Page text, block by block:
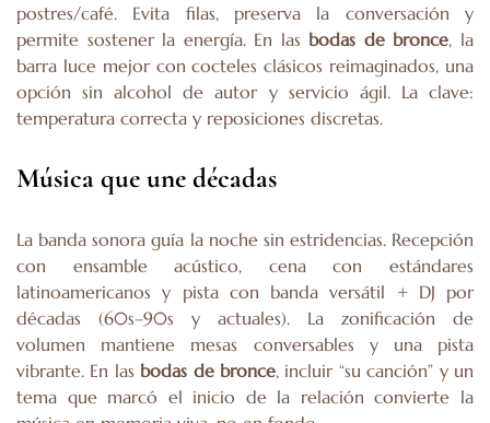
postres/café. Evita filas, preserva la conversación y
permite sostener la energía. En las bodas de bronce, la
barra luce mejor con cocteles clásicos reimaginados, una
opción sin alcohol de autor y servicio ágil. La clave:
temperatura correcta y reposiciones discretas.
Música que une décadas
La banda sonora guía la noche sin estridencias. Recepción
con ensamble acústico, cena con estándares
latinoamericanos y pista con banda versátil + DJ por
décadas (60s–90s y actuales). La zonificación de
volumen mantiene mesas conversables y una pista
vibrante. En las bodas de bronce, incluir “su canción” y un
tema que marcó el inicio de la relación convierte la